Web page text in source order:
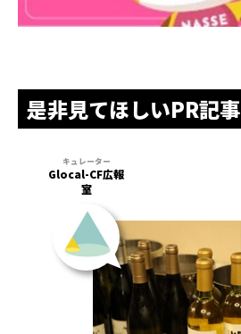
是非見てほしいPR記事
Glocal-CF広報
室